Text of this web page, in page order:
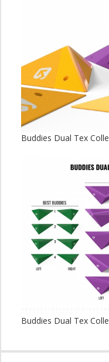
Buddies Dual Tex
Buddies Dual Tex